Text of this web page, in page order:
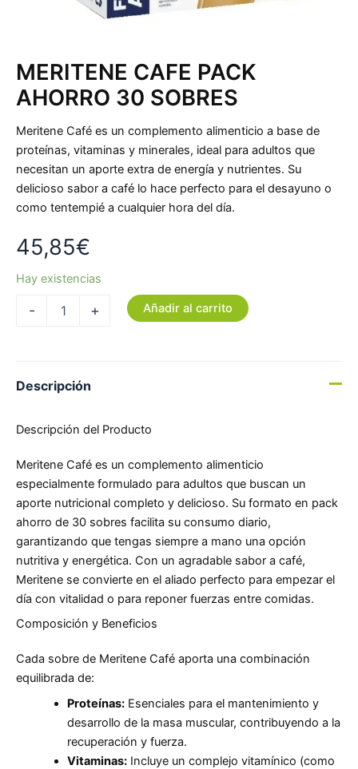
MERITENE CAFE PACK
AHORRO 30 SOBRES
Meritene Café es un complemento alimenticio a base de
proteínas, vitaminas y minerales, ideal para adultos que
necesitan un aporte extra de energía y nutrientes. Su
delicioso sabor a café lo hace perfecto para el desayuno o
como tentempié a cualquier hora del día.
45,85€
Hay existencias
- + Añadir al carrito
Descripción
Descripción del Producto
Meritene Café es un complemento alimenticio
especialmente formulado para adultos que buscan un
aporte nutricional completo y delicioso. Su formato en pack
ahorro de 30 sobres facilita su consumo diario,
garantizando que tengas siempre a mano una opción
nutritiva y energética. Con un agradable sabor a café,
Meritene se convierte en el aliado perfecto para empezar el
día con vitalidad o para reponer fuerzas entre comidas.
Composición y Beneficios
Cada sobre de Meritene Café aporta una combinación
equilibrada de:
Proteínas:Esenciales para el mantenimiento y
desarrollo de la masa muscular, contribuyendo a la
recuperación y fuerza.
Vitaminas:Incluye un complejo vitamínico (como